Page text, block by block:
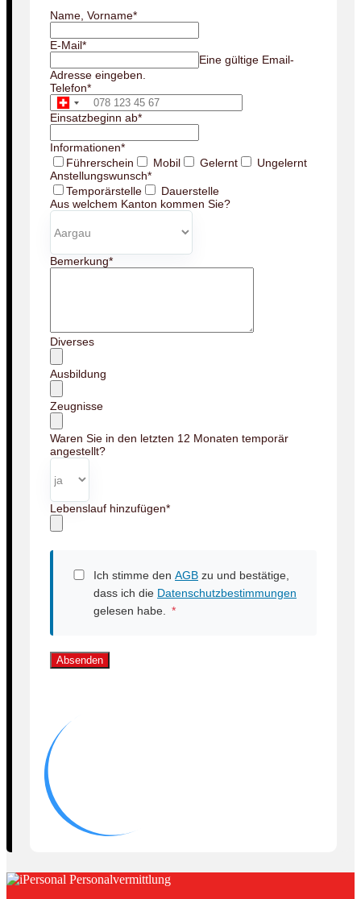
Name, Vorname*
E-Mail*
Eine gültige Email-
Adresse eingeben.
Telefon*
Einsatzbeginn ab*
Informationen*
Führerschein
Mobil Gelernt
Ungelernt
Anstellungswunsch*
Temporärstelle
Dauerstelle
Aus welchem Kanton kommen Sie?
Bemerkung*
Diverses
Ausbildung
Zeugnisse
Waren Sie in den letzten 12 Monaten temporär
angestellt?
Lebenslauf hinzufügen*
Ich stimme den AGB zu und bestätige,
dass ich die Datenschutzbestimmungen
gelesen habe. *
Absenden